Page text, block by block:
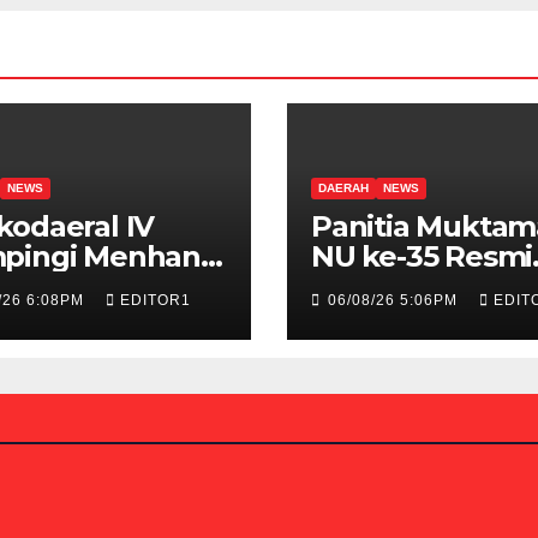
NEWS
IV
Menhan
Latihan
TNI
2026
6:08PM EDITOR1
DAERAH NEWS
Panitia
NU ke-35 Resmi
Buka
Peserta Bazar,
dan UMKM
06/08/26 5:06PM